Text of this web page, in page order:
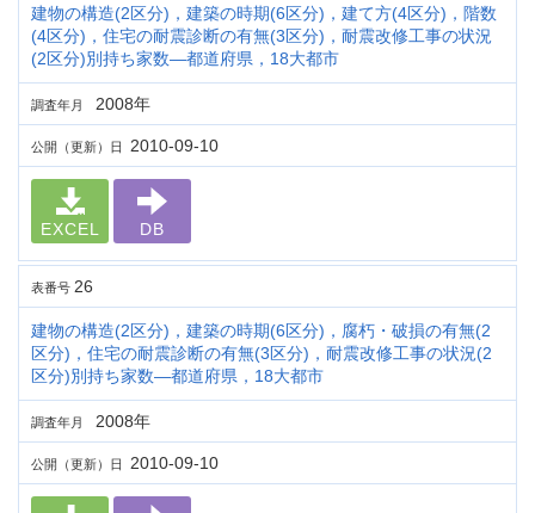
建物の構造(2区分)，建築の時期(6区分)，建て方(4区分)，階数
(4区分)，住宅の耐震診断の有無(3区分)，耐震改修工事の状況
(2区分)別持ち家数―都道府県，18大都市
調査年月 2008年
公開（更新）日 2010-09-10
EXCEL DB
表番号 26
建物の構造(2区分)，建築の時期(6区分)，腐朽・破損の有無(2
区分)，住宅の耐震診断の有無(3区分)，耐震改修工事の状況(2
区分)別持ち家数―都道府県，18大都市
調査年月 2008年
公開（更新）日 2010-09-10